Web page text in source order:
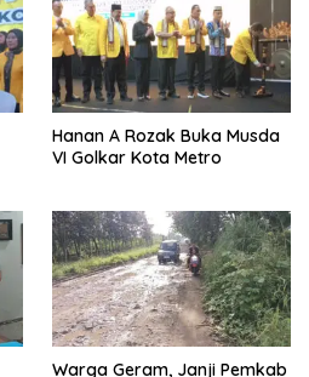
Hanan A Rozak Buka Musda
VI Golkar Kota Metro
Warga Geram, Janji Pemkab